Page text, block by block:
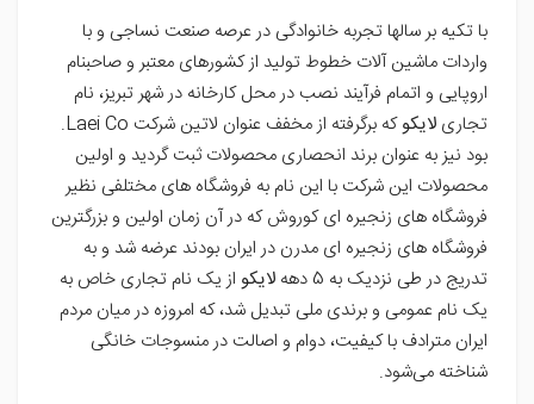
با تکیه بر سالها تجربه خانوادگی در عرصه صنعت نساجی و با
واردات ماشین آلات خطوط تولید از کشورهای معتبر و صاحبنام
اروپایی و اتمام فرآیند نصب در محل کارخانه در شهر تبریز، نام
تجاری لایکو
که برگرفته از مخفف عنوان لاتین شرکت Laei Co.
بود نیز به عنوان برند انحصاری محصولات ثبت گردید و اولین
محصولات این شرکت با این نام به فروشگاه های مختلفی نظیر
فروشگاه های زنجیره ای کوروش که در آن زمان اولین و بزرگترین
فروشگاه های زنجیره ای مدرن در ایران بودند عرضه شد و به
تدریج در طی نزدیک به 5 دهه
لایکو از یک نام تجاری خاص به
یک نام عمومی و برندی ملی تبدیل شد، که امروزه در میان مردم
ایران مترادف با کیفیت، دوام و اصالت در منسوجات خانگی
شناخته می‌شود.